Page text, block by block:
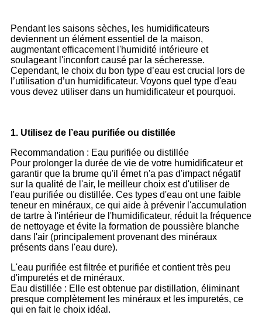
Pendant les saisons sèches, les humidificateurs
deviennent un élément essentiel de la maison,
augmentant efficacement l'humidité intérieure et
soulageant l'inconfort causé par la sécheresse.
Cependant, le choix du bon type d’eau est crucial lors de
l’utilisation d’un humidificateur. Voyons quel type d'eau
vous devez utiliser dans un humidificateur et pourquoi.
1. Utilisez de l’eau purifiée ou distillée
Recommandation : Eau purifiée ou distillée
Pour prolonger la durée de vie de votre humidificateur et
garantir que la brume qu'il émet n'a pas d'impact négatif
sur la qualité de l'air, le meilleur choix est d'utiliser de
l'eau purifiée ou distillée. Ces types d'eau ont une faible
teneur en minéraux, ce qui aide à prévenir l'accumulation
de tartre à l'intérieur de l'humidificateur, réduit la fréquence
de nettoyage et évite la formation de poussière blanche
dans l'air (principalement provenant des minéraux
présents dans l'eau dure).
L'eau purifiée est filtrée et purifiée et contient très peu
d'impuretés et de minéraux.
Eau distillée : Elle est obtenue par distillation, éliminant
presque complètement les minéraux et les impuretés, ce
qui en fait le choix idéal.